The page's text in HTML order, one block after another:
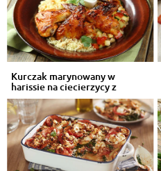
Kurczak marynowany w
harissie na ciecierzycy z
kuskusem